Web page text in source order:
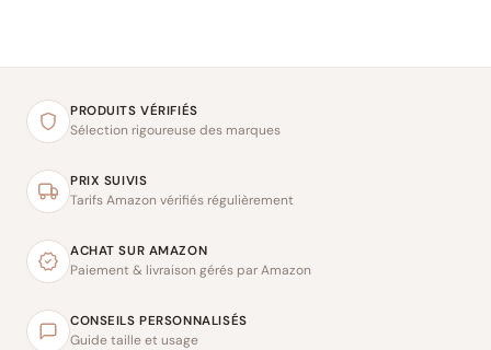
PRODUITS VÉRIFIÉS
Sélection rigoureuse des marques
PRIX SUIVIS
Tarifs Amazon vérifiés régulièrement
ACHAT SUR AMAZON
Paiement & livraison gérés par Amazon
CONSEILS PERSONNALISÉS
Guide taille et usage